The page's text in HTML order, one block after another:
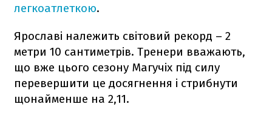
легкоатлеткою.
Ярославі належить світовий рекорд – 2
метри 10 сантиметрів. Тренери вважають,
що вже цього сезону Магучіх під силу
перевершити це досягнення і стрибнути
щонайменше на 2,11.